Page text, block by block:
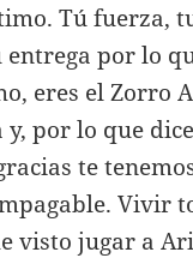
Tú fuerza,
por lo
eres el Zorro
por lo que
te
Vivir
visto jugar a